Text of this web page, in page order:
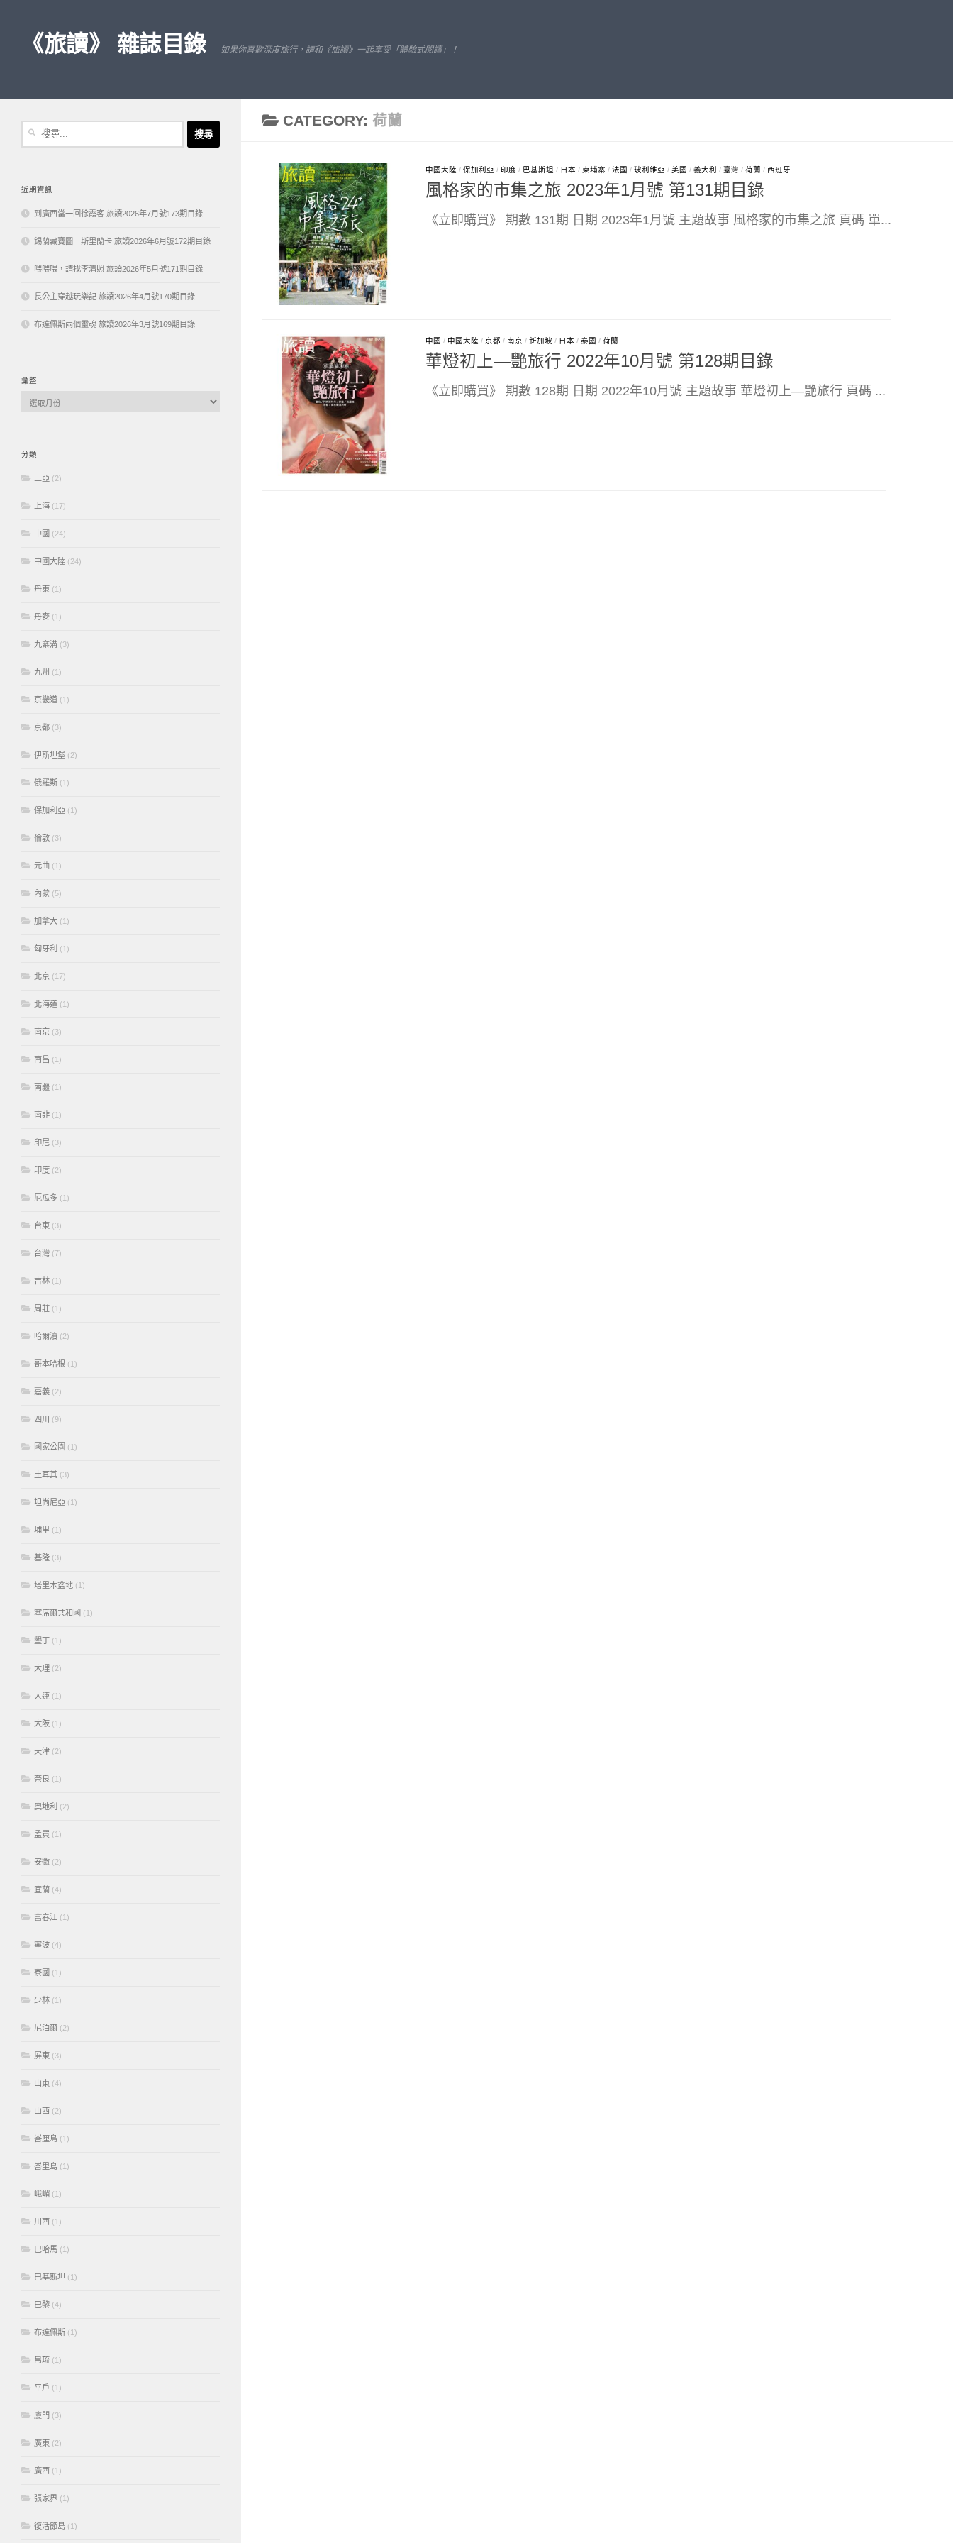
《旅讀》 雜誌目錄 如果你喜歡深度旅行，請和《旅讀》一起享受「體驗式閱讀」！
CATEGORY: 荷蘭
中國大陸 / 保加利亞 / 印度 / 巴基斯坦 / 日本 / 柬埔寨 / 法國 / 玻利維亞 / 美國 / 義大利 / 臺灣 / 荷蘭 / 西班牙
風格家的市集之旅 2023年1月號 第131期目錄
《立即購買》 期數 131期 日期 2023年1月號 主題故事 風格家的市集之旅 頁碼 單...
中國 / 中國大陸 / 京都 / 南京 / 新加坡 / 日本 / 泰國 / 荷蘭
華燈初上—艷旅行 2022年10月號 第128期目錄
《立即購買》 期數 128期 日期 2022年10月號 主題故事 華燈初上—艷旅行 頁碼 ...
近期資訊
到廣西當一回徐霞客 旅讀2026年7月號173期目錄
錫蘭藏寶圖－斯里蘭卡 旅讀2026年6月號172期目錄
喂喂喂，請找李清照 旅讀2026年5月號171期目錄
長公主穿越玩樂記 旅讀2026年4月號170期目錄
布達佩斯兩個靈魂 旅讀2026年3月號169期目錄
彙整
分類
三亞 (2)
上海 (17)
中國 (24)
中國大陸 (24)
丹東 (1)
丹麥 (1)
九寨溝 (3)
九州 (1)
京畿道 (1)
京都 (3)
伊斯坦堡 (2)
俄羅斯 (1)
保加利亞 (1)
倫敦 (3)
元曲 (1)
內蒙 (5)
加拿大 (1)
匈牙利 (1)
北京 (17)
北海道 (1)
南京 (3)
南昌 (1)
南疆 (1)
南非 (1)
印尼 (3)
印度 (2)
厄瓜多 (1)
台東 (3)
台灣 (7)
吉林 (1)
周莊 (1)
哈爾濱 (2)
哥本哈根 (1)
嘉義 (2)
四川 (9)
國家公園 (1)
土耳其 (3)
坦尚尼亞 (1)
埔里 (1)
基隆 (3)
塔里木盆地 (1)
塞席爾共和國 (1)
墾丁 (1)
大理 (2)
大連 (1)
大阪 (1)
天津 (2)
奈良 (1)
奧地利 (2)
孟買 (1)
安徽 (2)
宜蘭 (4)
富春江 (1)
寧波 (4)
寮國 (1)
少林 (1)
尼泊爾 (2)
屏東 (3)
山東 (4)
山西 (2)
峇厘島 (1)
峇里島 (1)
峨嵋 (1)
川西 (1)
巴哈馬 (1)
巴基斯坦 (1)
巴黎 (4)
布達佩斯 (1)
帛琉 (1)
平戶 (1)
廈門 (3)
廣東 (2)
廣西 (1)
張家界 (1)
復活節島 (1)